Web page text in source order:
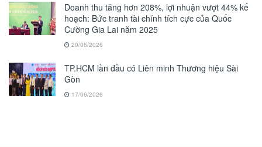
Doanh thu tăng hơn 208%, lợi nhuận vượt 44% kế
hoạch: Bức tranh tài chính tích cực của Quốc
Cường Gia Lai năm 2025
20/06/2026
TP.HCM lần đầu có Liên minh Thương hiệu Sài
Gòn
17/06/2026